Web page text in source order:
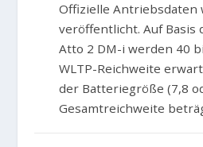
Offizielle Antriebsdaten
veröffentlicht. Auf Basis
Atto 2 DM-i werden 40
WLTP-Reichweite
der Batteriegröße (7,8
Gesamtreichweite